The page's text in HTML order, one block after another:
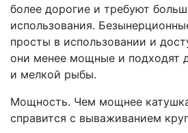
более дорогие и требуют
использования.
просты в использовании и
они менее мощные и подходят
и мелкой рыбы.
Мощность. Чем мощнее
справится с вываживанием